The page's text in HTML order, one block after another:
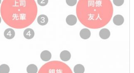
ところが上座となり、1→8の順番